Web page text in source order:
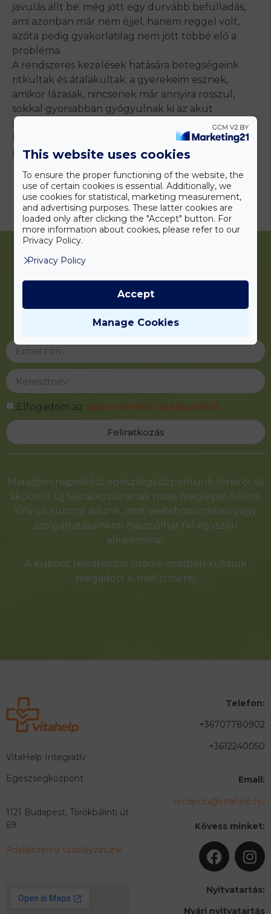
javulás állt be: még jött egy durvább befulladás,
ami azonban már nem éjjel, hanem reggel volt,
azóta pedig gyakorlatilag nem jött többé elő a
probléma.
A rendszeres kezelések hatására betegségeink
ritkultak és átalakultak: a gyerekeim esznek,
amikor lázasak, nincsenek már annyira rosszul,
sokkal gyorsabban gyógyulnak ki az akut
szakaszokból. A bárányhimlőt Rebinél körülbelül
hat pöttyel úsztuk meg, és Benedeknél a sok
pötty ellenére sem volt súlyos lefolyású.
BejelentkezésÁrak
Iratkozzon fel
hírlevelünkre!
Elfogadom az adatvédelmi tájékoztatót
Feliratkozás
Alternative:
Maradjon naprakész egészségközpontunk híreiről és
akcióiról! Új feliratkozóinknak most meglepetésként
10%-os kupont adunk, amit webshopunkban vagy
szolgáltatásainkon használhat fel egyszeri
alkalommal.
A kupont feliratkozás után e-mailben küldjük
megadott e-mail címére.
VitaHelp Integratív
Egészségközpont
1121 Budapest, Törökbálinti út
69.
Adatkezelési szabályzatunk
Telefon:
+36707780902
+3612240050
Email:
recepcio@vitahelp.hu
Kövess minket:
Nyitvatartás:
Nyári nyitvatartás
This website uses cookies
To ensure the proper functioning of the website, the
use of certain cookies is essential. Additionally, we
use cookies for statistical, marketing measurement,
and advertising purposes. These latter cookies are
loaded only after clicking the "Accept" button. For
more information about cookies, please refer to our
Privacy Policy.
Privacy Policy
Manage Cookies
Accept